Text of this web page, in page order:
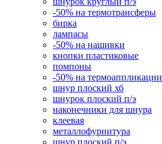
-50% на термотрансферы
бирка
лампасы
-50% на нашивки
кнопки пластиковые
помпоны
-50% на термоаппликации
шнур плоский хб
шнурок плоский п/э
наконечники для шнура
клеевая
металлофурнитура